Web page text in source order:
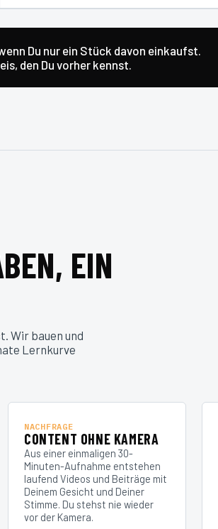
Du nur ein Stück davon einkaufst.
den Du vorher kennst.
EIN
Wir bauen und
Lernkurve
NACHFRAGE
CONTENT OHNE KAMERA
Aus einer einmaligen 30-
Minuten-Aufnahme entstehen
laufend Videos und Beiträge mit
Deinem Gesicht und Deiner
Stimme. Du stehst nie wieder
vor der Kamera.